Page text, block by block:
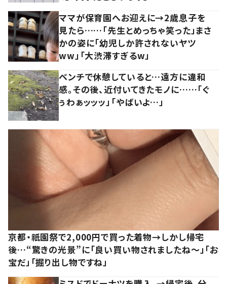
ママが保育園へお迎えに→2歳息子を
見たら……「先生とめっちゃ笑った」まさ
かの姿に「幼児しか許されないヤツ
ww」「大渋滞すぎるw」
ベンチで休憩していると…遠方に違和
感。その後、近付いてきたモノに……「ぐ
ぅわぁッッッ」「やばいよ…」
京都・祇園祭で2,000円で買った着物→しかし帰宅
後…“驚きの光景”に「良い買い物されましたね～」「お
宝だ」「掘り出し物ですね」